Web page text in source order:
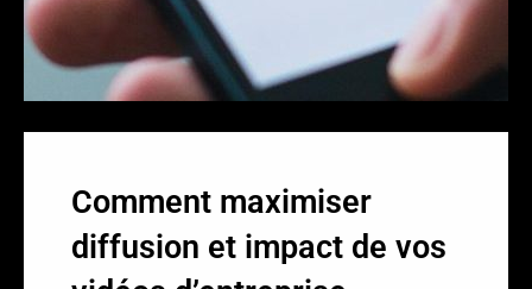
Comment maximiser
diffusion et impact de vos